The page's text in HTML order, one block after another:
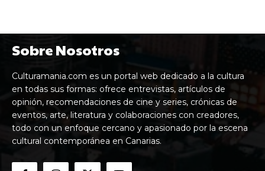
Sobre Nosotros
Culturamania.com es un portal web dedicado a la cultura
en todas sus formas: ofrece entrevistas, artículos de
opinión, recomendaciones de cine y series, crónicas de
eventos, arte, literatura y colaboraciones con creadores,
todo con un enfoque cercano y apasionado por la escena
cultural contemporánea en Canarias.